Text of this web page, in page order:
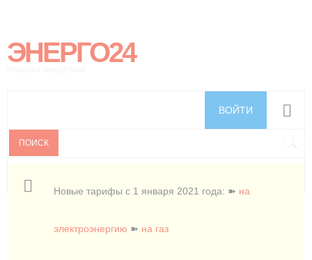
ЭНЕРГО24
ВОЙТИ
Новые тарифы с 1 января 2021 года: ➽ на
электроэнергию ➽ на газ
ПОИСК